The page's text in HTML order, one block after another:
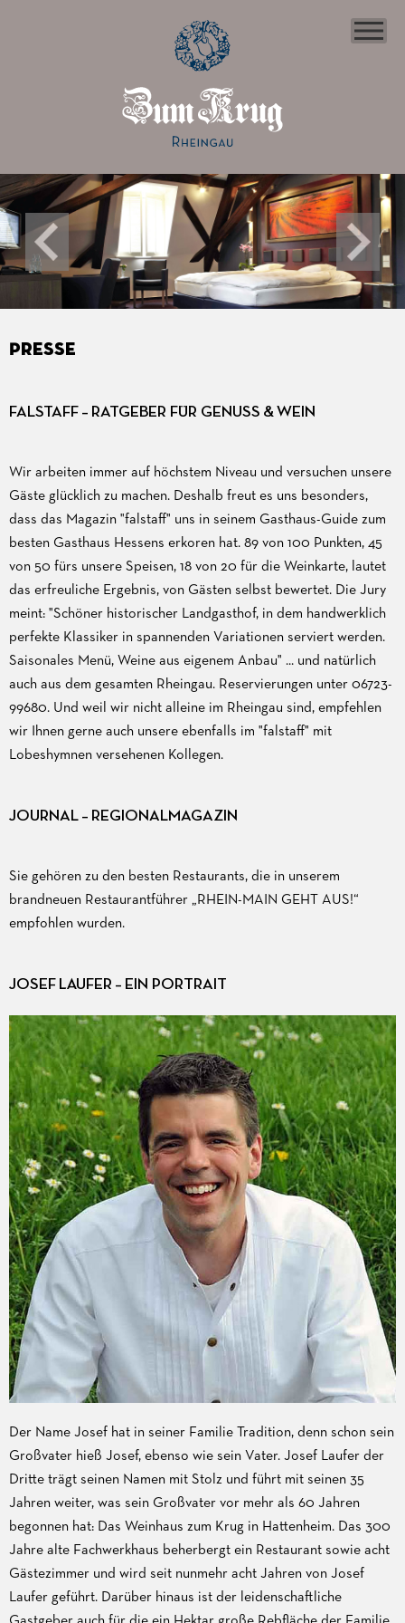
Presse
FALSTAFF – RATGEBER FÜR GENUSS & WEIN
Wir arbeiten immer auf höchstem Niveau und versuchen unsere
Gäste glücklich zu machen. Deshalb freut es uns besonders,
dass das Magazin "falstaff" uns in seinem Gasthaus-Guide zum
besten Gasthaus Hessens erkoren hat. 89 von 100 Punkten, 45
von 50 fürs unsere Speisen, 18 von 20 für die Weinkarte, lautet
das erfreuliche Ergebnis, von Gästen selbst bewertet. Die Jury
meint: "Schöner historischer Landgasthof, in dem handwerklich
perfekte Klassiker in spannenden Variationen serviert werden.
Saisonales Menü, Weine aus eigenem Anbau" ... und natürlich
auch aus dem gesamten Rheingau. Reservierungen unter 06723-
99680. Und weil wir nicht alleine im Rheingau sind, empfehlen
wir Ihnen gerne auch unsere ebenfalls im "falstaff" mit
Lobeshymnen versehenen Kollegen.
JOURNAL – REGIONALMAGAZIN
Sie gehören zu den besten Restaurants, die in unserem
brandneuen Restaurantführer „RHEIN-MAIN GEHT AUS!“
empfohlen wurden.
JOSEF LAUFER – EIN PORTRAIT
Der Name Josef hat in seiner Familie Tradition, denn schon sein
Großvater hieß Josef, ebenso wie sein Vater. Josef Laufer der
Dritte trägt seinen Namen mit Stolz und führt mit seinen 35
Jahren weiter, was sein Großvater vor mehr als 60 Jahren
begonnen hat: Das Weinhaus zum Krug in Hattenheim. Das 300
Jahre alte Fachwerkhaus beherbergt ein Restaurant sowie acht
Gästezimmer und wird seit nunmehr acht Jahren von Josef
Laufer geführt. Darüber hinaus ist der leidenschaftliche